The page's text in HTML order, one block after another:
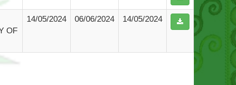
OF
14/05/2024 06/06/2024 14/05/2024